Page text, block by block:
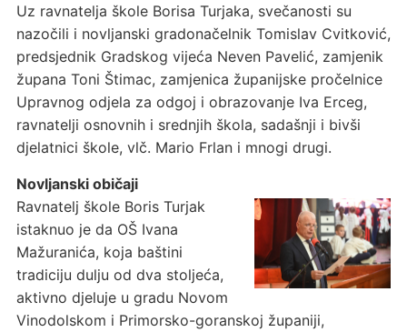
Uz ravnatelja škole Borisa Turjaka, svečanosti su
nazočili i novljanski gradonačelnik Tomislav Cvitković,
predsjednik Gradskog vijeća Neven Pavelić, zamjenik
župana Toni Štimac, zamjenica županijske pročelnice
Upravnog odjela za odgoj i obrazovanje Iva Erceg,
ravnatelji osnovnih i srednjih škola, sadašnji i bivši
djelatnici škole, vlč. Mario Frlan i mnogi drugi.
Novljanski običaji
Ravnatelj škole Boris Turjak
istaknuo je da OŠ Ivana
Mažuranića, koja baštini
tradiciju dulju od dva stoljeća,
aktivno djeluje u gradu Novom
Vinodolskom i Primorsko-goranskoj županiji,